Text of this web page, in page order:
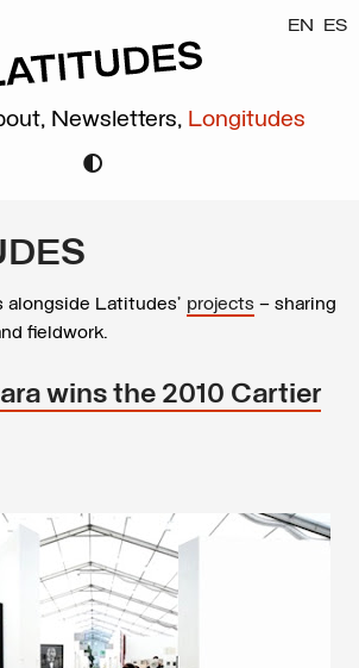
EN ES
Newsletters, Longitudes
Latitudes’ projects – sharing
fieldwork.
wins the 2010 Cartier